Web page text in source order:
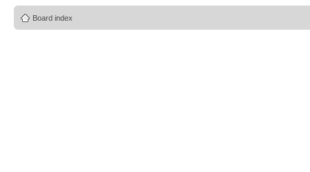
Board index